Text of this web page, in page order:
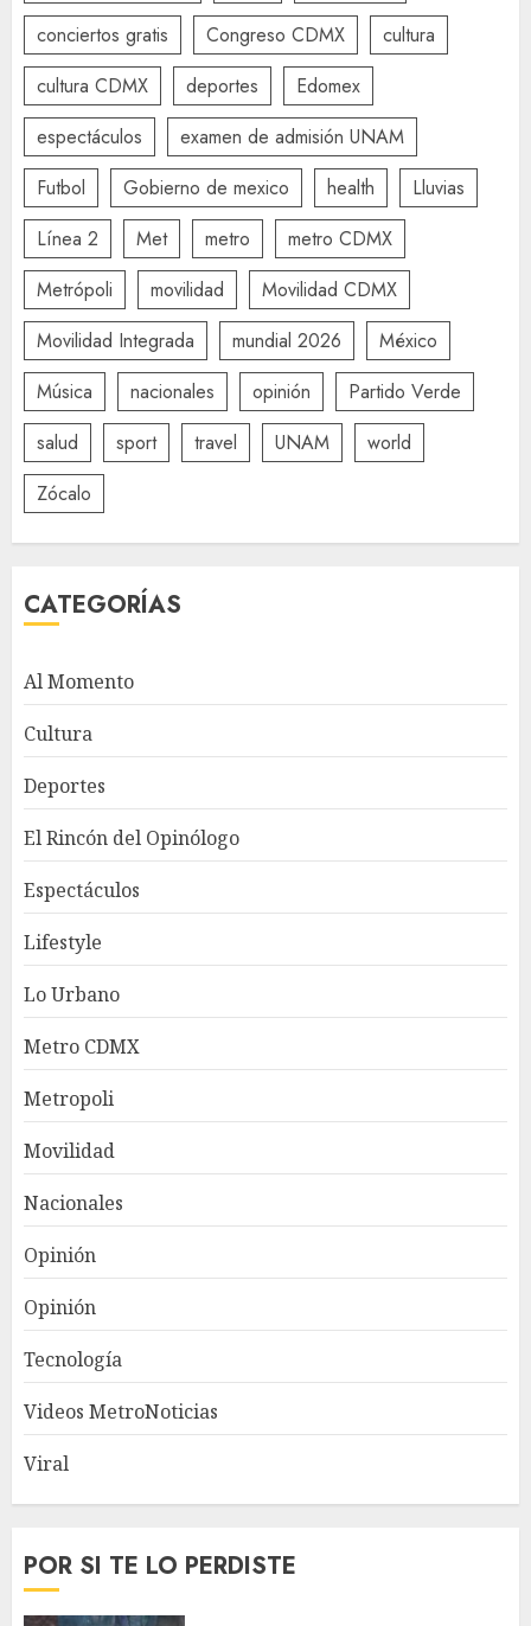
conciertos gratis
Congreso CDMX
cultura
cultura CDMX
deportes
Edomex
espectáculos
examen de admisión UNAM
Futbol
Gobierno de mexico health
Lluvias
Línea 2
Met metro
metro CDMX
Metrópoli
movilidad
Movilidad CDMX
Movilidad Integrada
mundial 2026
México
Música
nacionales opinión
Partido Verde
salud
sport travel UNAM
world
Zócalo
CATEGORÍAS
Al Momento
Cultura
Deportes
El Rincón del Opinólogo
Espectáculos
Lifestyle
Lo Urbano
Metro CDMX
Metropoli
Movilidad
Nacionales
Opinión
Opinión
Tecnología
Videos MetroNoticias
Viral
POR SI TE LO PERDISTE